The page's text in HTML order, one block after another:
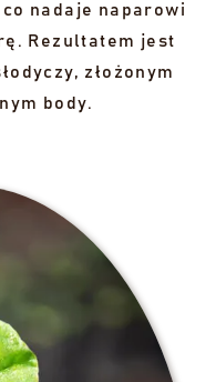
nadaje naparowi
Rezultatem jest
złożonym
body.